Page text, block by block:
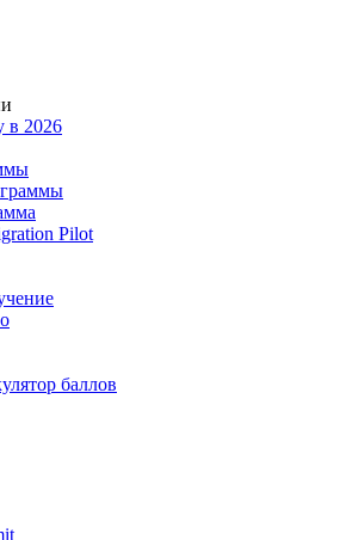
в 2026
Pilot
баллов